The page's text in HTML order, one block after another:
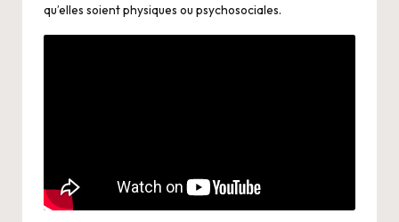
qu’elles soient physiques ou psychosociales.